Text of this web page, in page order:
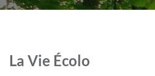
La Vie Écolo